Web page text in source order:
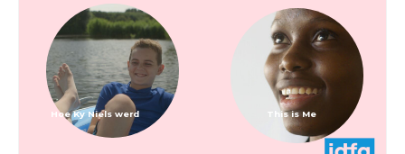
This is Me
Hoe Ky Niels werd